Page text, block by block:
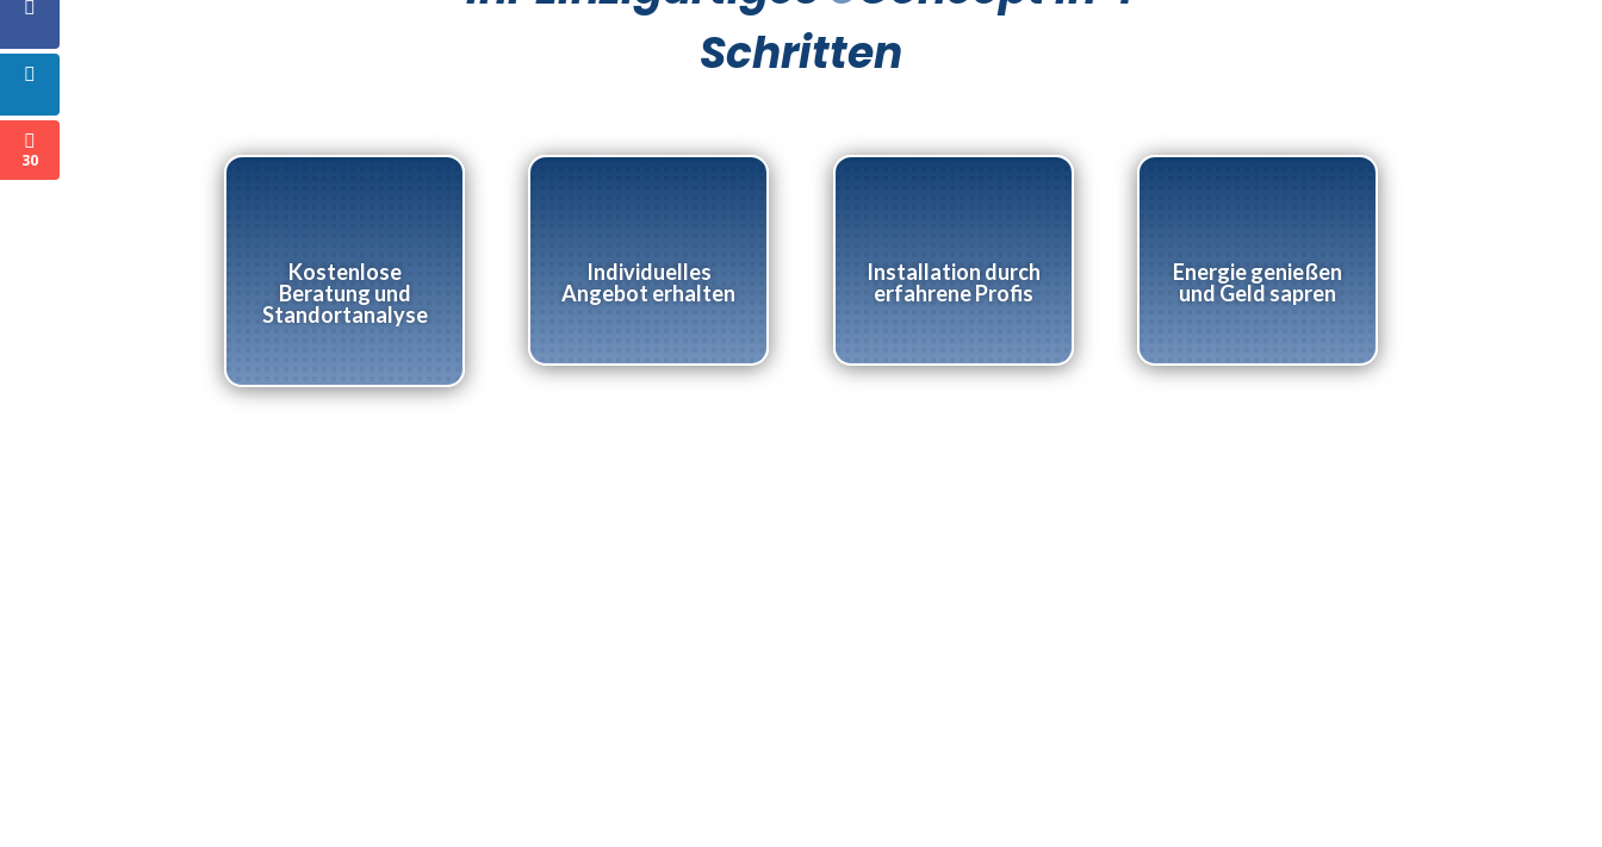
Schritten
Kostenlose
Beratung und
Standortanalyse
Individuelles
Angebot erhalten
Installation durch
erfahrene Profis
Energie genießen
und Geld sapren
30